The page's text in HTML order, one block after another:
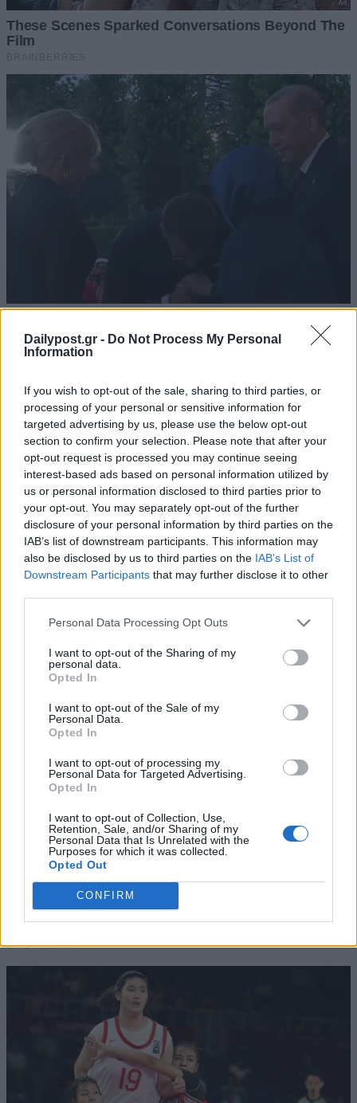
Dailypost.gr - Do Not Process My Personal
Information
If you wish to opt-out of the sale, sharing to third parties, or
processing of your personal or sensitive information for
targeted advertising by us, please use the below opt-out
section to confirm your selection. Please note that after your
opt-out request is processed you may continue seeing
interest-based ads based on personal information utilized by
us or personal information disclosed to third parties prior to
your opt-out. You may separately opt-out of the further
disclosure of your personal information by third parties on the
IAB’s list of downstream participants. This information may
also be disclosed by us to third parties on the IAB’s List of
Downstream Participants that may further disclose it to other
Personal Data Processing Opt Outs
I want to opt-out of the Sharing of my
personal data.
Opted In
I want to opt-out of the Sale of my
Personal Data.
Opted In
I want to opt-out of processing my
Personal Data for Targeted Advertising.
Opted In
I want to opt-out of Collection, Use,
Retention, Sale, and/or Sharing of my
Personal Data that Is Unrelated with the
Purposes for which it was collected.
Opted Out
CONFIRM